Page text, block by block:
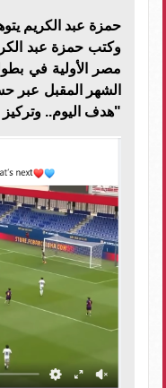
حمزة عبد الكريم
وكتب حمزة عبد
الشهر المقبل عبر
"هدف اليوم..